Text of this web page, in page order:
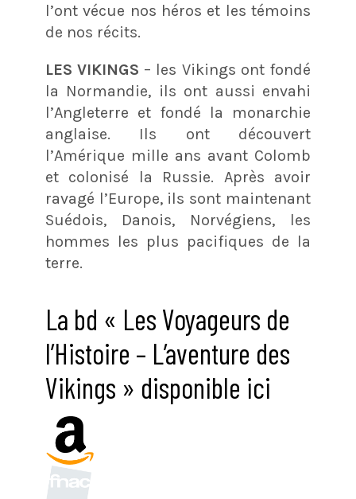
l’ont vécue nos héros et les témoins
de nos récits.
LES VIKINGS – les Vikings ont fondé
la Normandie, ils ont aussi envahi
l’Angleterre et fondé la monarchie
anglaise. Ils ont découvert
l’Amérique mille ans avant Colomb
et colonisé la Russie. Après avoir
ravagé l’Europe, ils sont maintenant
Suédois, Danois, Norvégiens, les
hommes les plus pacifiques de la
terre.
La bd « Les Voyageurs de
l’Histoire – L’aventure des
Vikings » disponible ici